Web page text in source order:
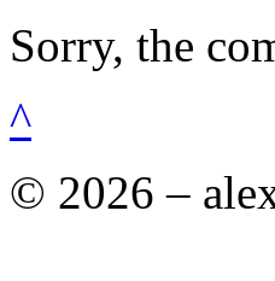
Sorry, the
^
© 2026 –